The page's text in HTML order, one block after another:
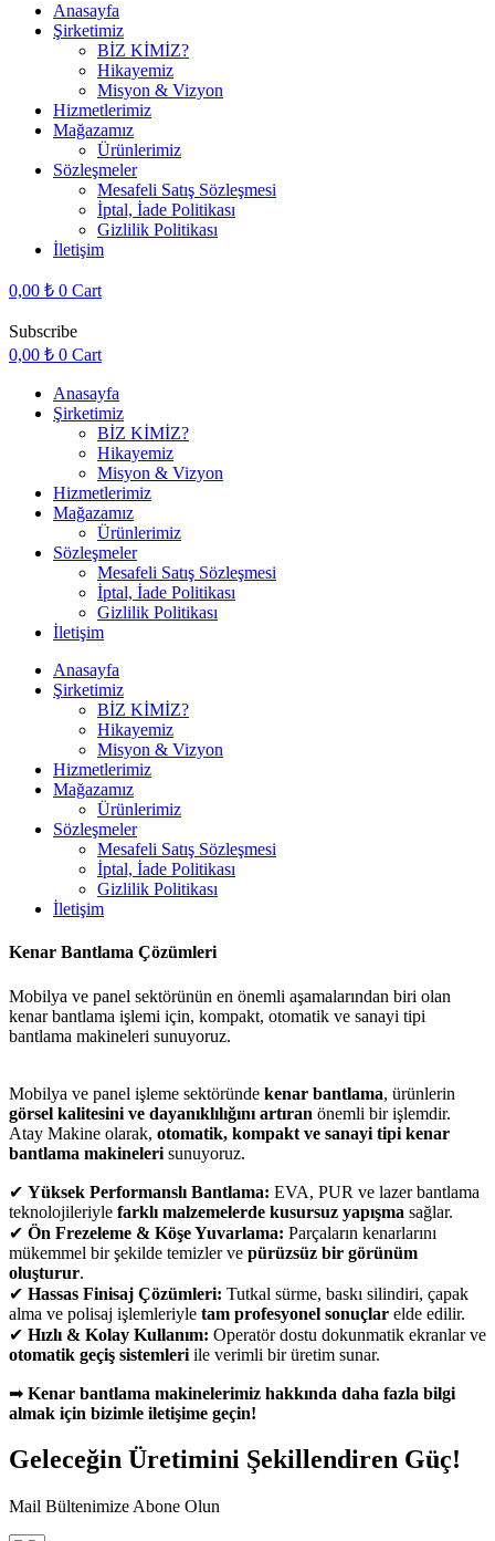
Anasayfa
Şirketimiz
BİZ KİMİZ?
Hikayemiz
Misyon & Vizyon
Hizmetlerimiz
Mağazamız
Ürünlerimiz
Sözleşmeler
Mesafeli Satış Sözleşmesi
İptal, İade Politikası
Gizlilik Politikası
İletişim
0,00 ₺ 0 Cart
Subscribe
0,00 ₺ 0 Cart
Anasayfa
Şirketimiz
BİZ KİMİZ?
Hikayemiz
Misyon & Vizyon
Hizmetlerimiz
Mağazamız
Ürünlerimiz
Sözleşmeler
Mesafeli Satış Sözleşmesi
İptal, İade Politikası
Gizlilik Politikası
İletişim
Anasayfa
Şirketimiz
BİZ KİMİZ?
Hikayemiz
Misyon & Vizyon
Hizmetlerimiz
Mağazamız
Ürünlerimiz
Sözleşmeler
Mesafeli Satış Sözleşmesi
İptal, İade Politikası
Gizlilik Politikası
İletişim
Kenar Bantlama Çözümleri
Mobilya ve panel sektörünün en önemli aşamalarından biri olan
kenar bantlama işlemi için, kompakt, otomatik ve sanayi tipi
bantlama makineleri sunuyoruz.
Mobilya ve panel işleme sektöründe kenar bantlama, ürünlerin
görsel kalitesini ve dayanıklılığını artıran önemli bir işlemdir.
Atay Makine olarak, otomatik, kompakt ve sanayi tipi kenar
bantlama makineleri sunuyoruz.
✔ Yüksek Performanslı Bantlama: EVA, PUR ve lazer bantlama
teknolojileriyle farklı malzemelerde kusursuz yapışma sağlar.
✔ Ön Frezeleme & Köşe Yuvarlama: Parçaların kenarlarını
mükemmel bir şekilde temizler ve pürüzsüz bir görünüm
oluşturur.
✔ Hassas Finisaj Çözümleri: Tutkal sürme, baskı silindiri, çapak
alma ve polisaj işlemleriyle tam profesyonel sonuçlar elde edilir.
✔ Hızlı & Kolay Kullanım: Operatör dostu dokunmatik ekranlar ve
otomatik geçiş sistemleri ile verimli bir üretim sunar.
➡ Kenar bantlama makinelerimiz hakkında daha fazla bilgi
almak için bizimle iletişime geçin!
Geleceğin Üretimini Şekillendiren Güç!
Mail Bültenimize Abone Olun